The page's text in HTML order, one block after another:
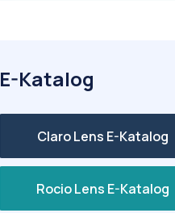
E-Katalog
Claro Lens E-Katalog
Rocio Lens E-Katalog